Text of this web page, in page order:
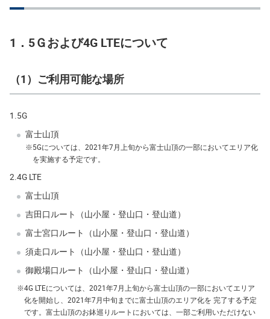
1．5Ｇおよび4G LTEについて
（1）ご利用可能な場所
1.5G
富士山頂
※5Gについては、2021年7月上旬から富士山頂の一部においてエリア化
を実施する予定です。
2.4G LTE
富士山頂
吉田口ルート（山小屋・登山口・登山道）
富士宮口ルート（山小屋・登山口・登山道）
須走口ルート（山小屋・登山口・登山道）
御殿場口ルート（山小屋・登山口・登山道）
※4G LTEについては、2021年7月上旬から富士山頂の一部においてエリア
化を開始し、2021年7月中旬までに富士山頂のエリア化を 完了する予定
です。富士山頂のお鉢巡りルートにおいては、一部ご利用いただけない